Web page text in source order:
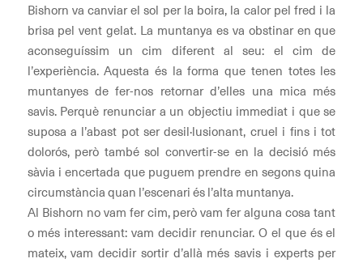
Bishorn va canviar el sol per la boira, la calor pel fred i la
brisa pel vent gelat. La muntanya es va obstinar en que
aconseguíssim un cim diferent al seu: el cim de
l’experiència. Aquesta és la forma que tenen totes les
muntanyes de fer-nos retornar d’elles una mica més
savis. Perquè renunciar a un objectiu immediat i que se
suposa a l’abast pot ser desil·lusionant, cruel i fins i tot
dolorós, però també sol convertir-se en la decisió més
sàvia i encertada que puguem prendre en segons quina
circumstància quan l’escenari és l’alta muntanya.
Al Bishorn no vam fer cim, però vam fer alguna cosa tant
o més interessant: vam decidir renunciar. O el que és el
mateix, vam decidir sortir d’allà més savis i experts per